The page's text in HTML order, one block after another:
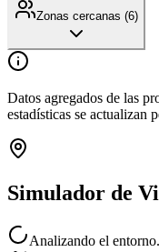
Zonas cercanas (6)
Datos agregados de las
estadísticas se actualizan
Simulador de
Analizando el